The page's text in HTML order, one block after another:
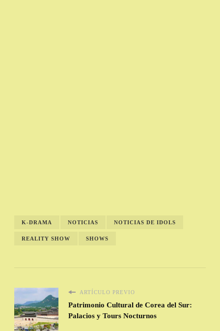
K-DRAMA NOTICIAS NOTICIAS DE IDOLS
REALITY SHOW SHOWS
ARTÍCULO PREVIO
Patrimonio Cultural de Corea del Sur:
Palacios y Tours Nocturnos